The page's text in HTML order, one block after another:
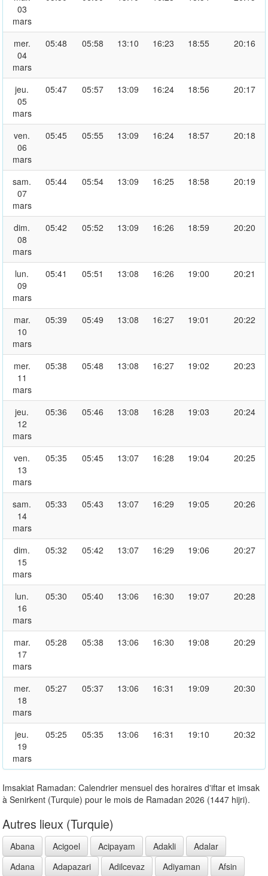
03
mars
mer.
04
mars
05:48 05:58 13:10 16:23 18:55 20:16
jeu.
05
mars
05:47 05:57 13:09 16:24 18:56 20:17
ven.
06
mars
05:45 05:55 13:09 16:24 18:57 20:18
sam.
07
mars
05:44 05:54 13:09 16:25 18:58 20:19
dim.
08
mars
05:42 05:52 13:09 16:26 18:59 20:20
lun.
09
mars
05:41 05:51 13:08 16:26 19:00 20:21
mar.
10
mars
05:39 05:49 13:08 16:27 19:01 20:22
mer.
11
mars
05:38 05:48 13:08 16:27 19:02 20:23
jeu.
12
mars
05:36 05:46 13:08 16:28 19:03 20:24
ven.
13
mars
05:35 05:45 13:07 16:28 19:04 20:25
sam.
14
mars
05:33 05:43 13:07 16:29 19:05 20:26
dim.
15
mars
05:32 05:42 13:07 16:29 19:06 20:27
lun.
16
mars
05:30 05:40 13:06 16:30 19:07 20:28
mar.
17
mars
05:28 05:38 13:06 16:30 19:08 20:29
mer.
18
mars
05:27 05:37 13:06 16:31 19:09 20:30
jeu.
19
mars
05:25 05:35 13:06 16:31 19:10 20:32
Imsakiat Ramadan: Calendrier mensuel des horaires d'iftar et imsak
à Senirkent (Turquie) pour le mois de Ramadan 2026 (1447 hijri).
Autres lieux (Turquie)
Abana Acigoel Acipayam Adakli
Adalar
Adana
Adapazari Adilcevaz Adiyaman
Afsin